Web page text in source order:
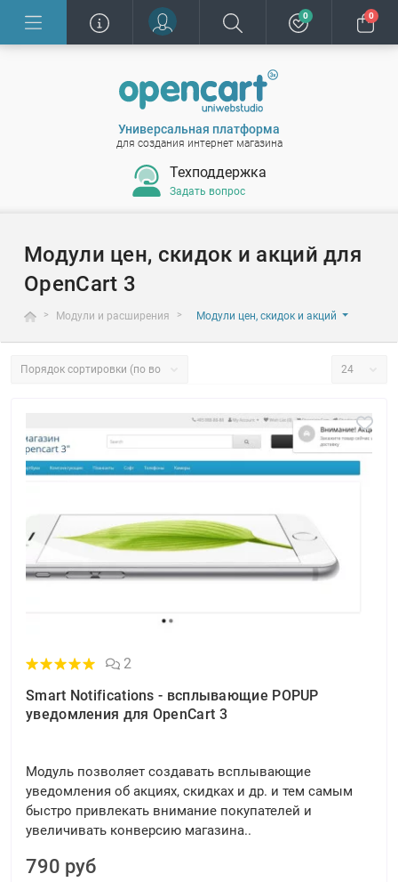
0 0
Универсальная платформа
для создания интернет магазина
Техподдержка
Задать вопрос
Модули цен, скидок и акций для
OpenCart 3
Модули и расширения Модули цен, скидок и акций
2
Smart Notifications - всплывающие POPUP
уведомления для OpenCart 3
Модуль позволяет создавать всплывающие
уведомления об акциях, скидках и др. и тем самым
быстро привлекать внимание покупателей и
увеличивать конверсию магазина..
790 руб